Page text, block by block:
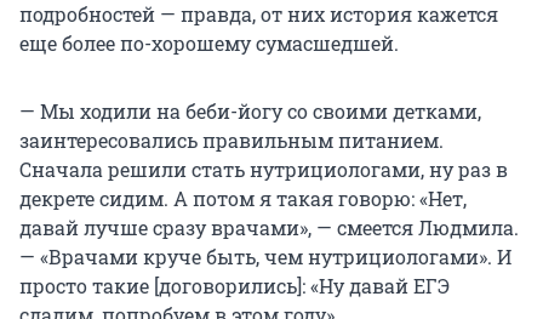
подробностей — правда, от них история кажется
еще более по-хорошему сумасшедшей.
— Мы ходили на беби-йогу со своими детками,
заинтересовались правильным питанием.
Сначала решили стать нутрициологами, ну раз в
декрете сидим. А потом я такая говорю: «Нет,
давай лучше сразу врачами», — смеется Людмила.
— «Врачами круче быть, чем нутрициологами». И
просто такие [договорились]: «Ну давай ЕГЭ